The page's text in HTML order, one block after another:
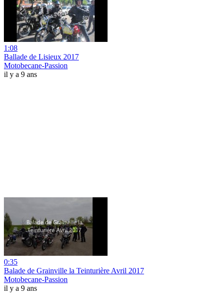
1:08
Ballade de Lisieux 2017
Motobecane-Passion
il y a 9 ans
0:35
Balade de Grainville la Teinturière Avril 2017
Motobecane-Passion
il y a 9 ans